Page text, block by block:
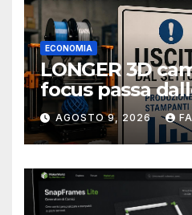
ECONOMIA
LONGER 3D
focus passa
3D alla stampa
AGOSTO 9, 2026